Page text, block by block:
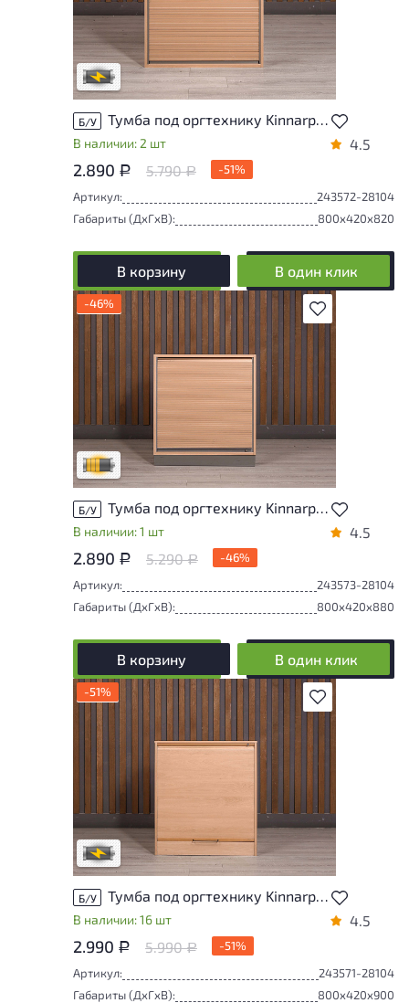
Степень износа находится на стадии
проверки. Вы можете уточнить
дополнительную информацию у
сотрудников магазина
В обработке
Б/У Тумба под оргтехнику Kinnarps ДСП Клен Швеция
В наличии: 2 шт 4.5
2.890 Р 5.790Р
-51%
Артикул:
243572-28104
Габариты (ДxГxВ):
800x420x820
В корзину В один клик
В избранное
-46%
Товар может иметь незначительные
повреждения и/или следы эксплуатации,
не влияющие на удобство его
использования
Удовлетворительный износ
Б/У Тумба под оргтехнику Kinnarps ДСП Клен Швеция
В наличии: 1 шт 4.5
2.890 Р 5.290Р
-46%
Артикул:
243573-28104
Габариты (ДxГxВ):
800x420x880
В корзину В один клик
В избранное
-51%
Степень износа находится на стадии
проверки. Вы можете уточнить
дополнительную информацию у
сотрудников магазина
В обработке
Б/У Тумба под оргтехнику Kinnarps ДСП Клен Швеция
В наличии: 16 шт 4.5
2.990 Р 5.990Р
-51%
Артикул:
243571-28104
Габариты (ДxГxВ):
800x420x900